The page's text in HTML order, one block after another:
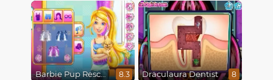
Barbie Pup Rescue 8.3 Draculaura Dentist 8